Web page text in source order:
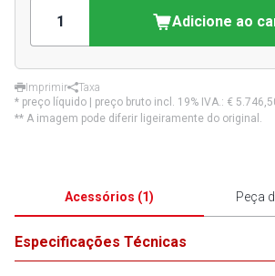
Adicione ao
Imprimir
Taxa
* preço líquido | preço bruto incl. 19% IVA.: €
** A imagem pode diferir ligeiramente do original.
Acessórios (1) Peça
Especificações Técnicas